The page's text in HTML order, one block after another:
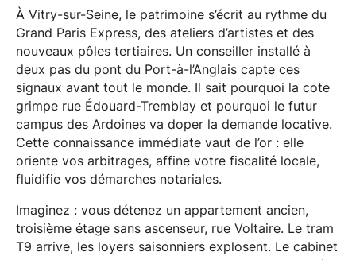
À Vitry-sur-Seine, le patrimoine s’écrit au rythme du
Grand Paris Express, des ateliers d’artistes et des
nouveaux pôles tertiaires. Un conseiller installé à
deux pas du pont du Port-à-l’Anglais capte ces
signaux avant tout le monde. Il sait pourquoi la cote
grimpe rue Édouard-Tremblay et pourquoi le futur
campus des Ardoines va doper la demande locative.
Cette connaissance immédiate vaut de l’or : elle
oriente vos arbitrages, affine votre fiscalité locale,
fluidifie vos démarches notariales.
Imaginez : vous détenez un appartement ancien,
troisième étage sans ascenseur, rue Voltaire. Le tram
T9 arrive, les loyers saisonniers explosent. Le cabinet